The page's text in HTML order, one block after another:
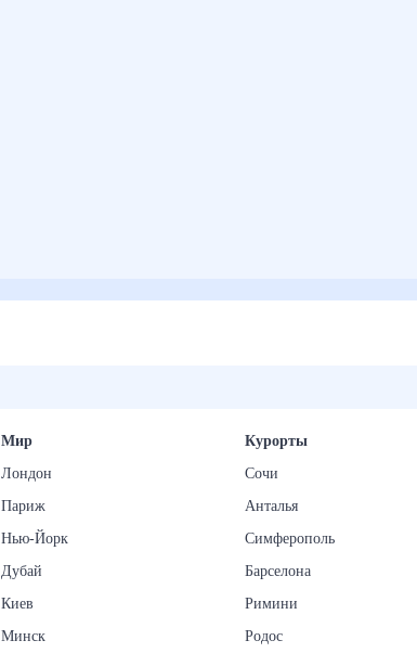
Мир
Лондон
Париж
Нью-Йорк
Дубай
Киев
Минск
Курорты
Сочи
Анталья
Симферополь
Барселона
Римини
Родос